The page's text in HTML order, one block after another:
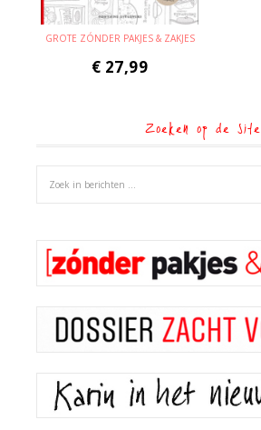
GROTE ZÓNDER PAKJES & ZAKJES
€ 27,99
Zoeken op de site